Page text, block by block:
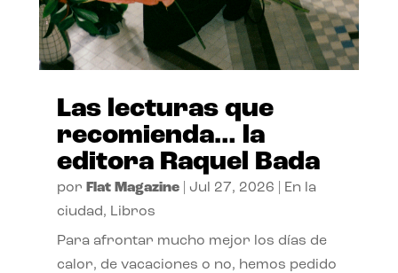
Las lecturas que
recomienda… la
editora Raquel Bada
por Flat Magazine| Jul 27, 2026
En la
ciudad, Libros
Para afrontar mucho mejor los días de
calor, de vacaciones o no, hemos pedido